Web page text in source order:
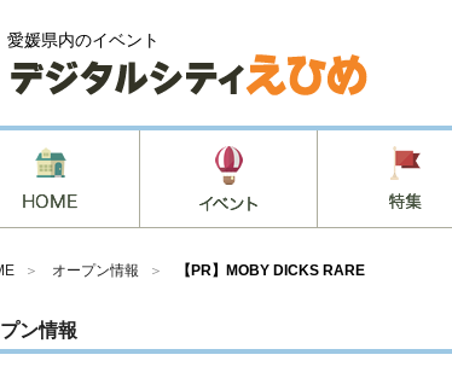
愛媛県内のイベント
＞ オープン情報 ＞ 【PR】MOBY DICKS RARE
ン情報